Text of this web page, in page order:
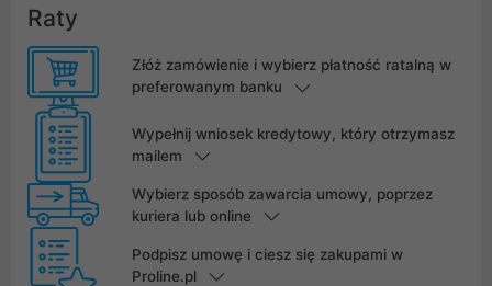
Raty
Złóż zamówienie i wybierz płatność ratalną w
preferowanym banku
Wypełnij wniosek kredytowy, który otrzymasz
mailem
Wybierz sposób zawarcia umowy, poprzez
kuriera lub online
Podpisz umowę i ciesz się zakupami w
Proline.pl